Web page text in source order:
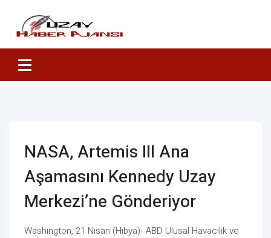
NASA, Artemis III Ana
Aşamasını Kennedy Uzay
Merkezi’ne Gönderiyor
Washington, 21 Nisan (Hibya)- ABD Ulusal Havacılık ve